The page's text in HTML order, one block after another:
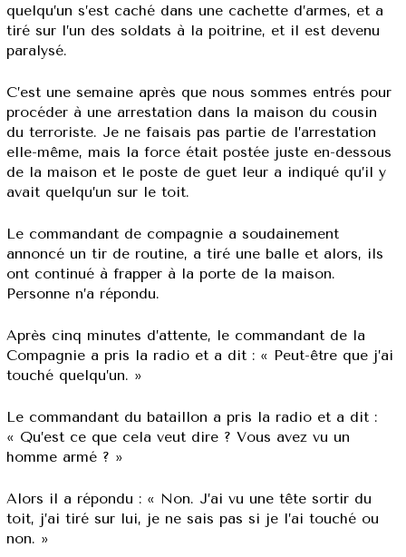
quelqu’un s’est caché dans une cachette d’armes, et a
tiré sur l’un des soldats à la poitrine, et il est devenu
paralysé.
C’est une semaine après que nous sommes entrés pour
procéder à une arrestation dans la maison du cousin
du terroriste. Je ne faisais pas partie de l’arrestation
elle-même, mais la force était postée juste en-dessous
de la maison et le poste de guet leur a indiqué qu’il y
avait quelqu’un sur le toit.
Le commandant de compagnie a soudainement
annoncé un tir de routine, a tiré une balle et alors, ils
ont continué à frapper à la porte de la maison.
Personne n’a répondu.
Après cinq minutes d’attente, le commandant de la
Compagnie a pris la radio et a dit : « Peut-être que j’ai
touché quelqu’un. »
Le commandant du bataillon a pris la radio et a dit :
« Qu’est ce que cela veut dire ? Vous avez vu un
homme armé ? »
Alors il a répondu : « Non. J’ai vu une tête sortir du
toit, j’ai tiré sur lui, je ne sais pas si je l’ai touché ou
non. »